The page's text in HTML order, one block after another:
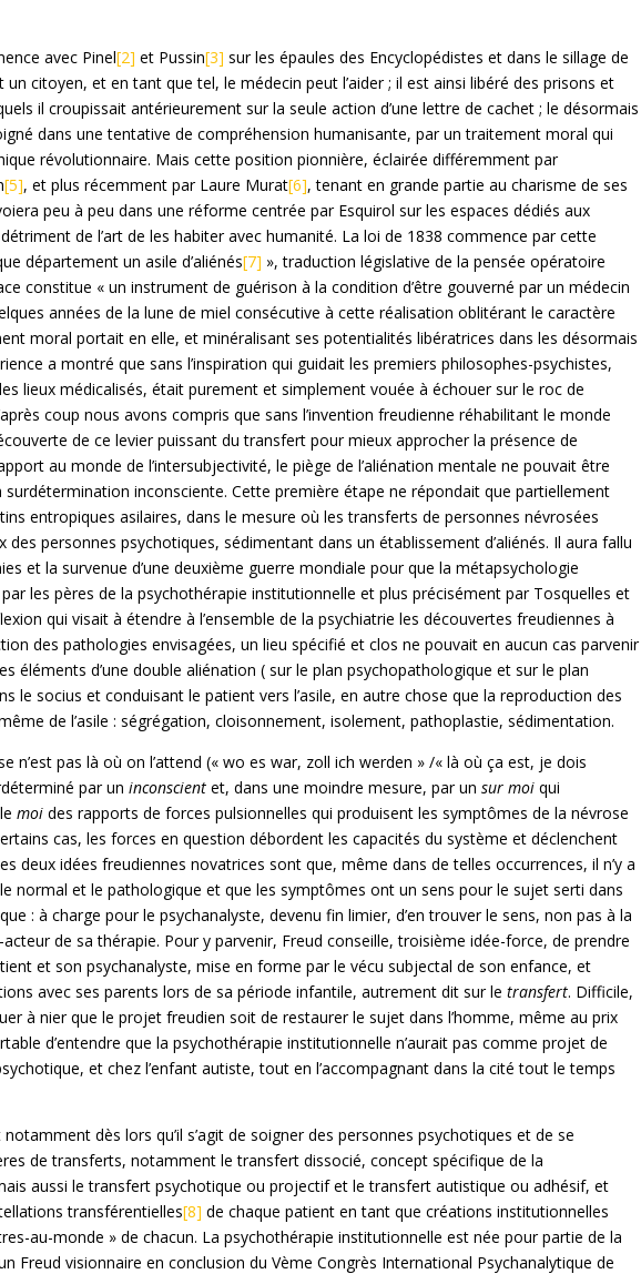
avec Pinel[2] et Pussin[3] sur les épaules des Encyclopédistes et dans le sillage de
citoyen, et en tant que tel, le médecin peut l’aider ; il est ainsi libéré des prisons et
il croupissait antérieurement sur la seule action d’une lettre de cachet ; le désormais
dans une tentative de compréhension humanisante, par un traitement moral qui
révolutionnaire. Mais cette position pionnière, éclairée différemment par
[5], et plus récemment par Laure Murat[6], tenant en grande partie au charisme de ses
peu à peu dans une réforme centrée par Esquirol sur les espaces dédiés aux
de l’art de les habiter avec humanité. La loi de 1838 commence par cette
département un asile d’aliénés[7] », traduction législative de la pensée opératoire
constitue « un instrument de guérison à la condition d’être gouverné par un médecin
années de la lune de miel consécutive à cette réalisation oblitérant le caractère
moral portait en elle, et minéralisant ses potentialités libératrices dans les désormais
a montré que sans l’inspiration qui guidait les premiers philosophes-psychistes,
lieux médicalisés, était purement et simplement vouée à échouer sur le roc de
coup nous avons compris que sans l’invention freudienne réhabilitant le monde
de ce levier puissant du transfert pour mieux approcher la présence de
au monde de l’intersubjectivité, le piège de l’aliénation mentale ne pouvait être
inconsciente. Cette première étape ne répondait que partiellement
entropiques asilaires, dans le mesure où les transferts de personnes névrosées
des personnes psychotiques, sédimentant dans un établissement d’aliénés. Il aura fallu
et la survenue d’une deuxième guerre mondiale pour que la métapsychologie
les pères de la psychothérapie institutionnelle et plus précisément par Tosquelles et
qui visait à étendre à l’ensemble de la psychiatrie les découvertes freudiennes à
des pathologies envisagées, un lieu spécifié et clos ne pouvait en aucun cas parvenir
éléments d’une double aliénation ( sur le plan psychopathologique et sur le plan
le socius et conduisant le patient vers l’asile, en autre chose que la reproduction des
de l’asile : ségrégation, cloisonnement, isolement, pathoplastie, sédimentation.
n’est pas là où on l’attend (« wo es war, zoll ich werden » /« là où ça est, je dois
par uninconscient et, dans une moindre mesure, par unsur moiqui
lemoi des rapports de forces pulsionnelles qui produisent les symptômes de la névrose
cas, les forces en question débordent les capacités du système et déclenchent
deux idées freudiennes novatrices sont que, même dans de telles occurrences, il n’y a
normal et le pathologique et que les symptômes ont un sens pour le sujet serti dans
: à charge pour le psychanalyste, devenu fin limier, d’en trouver le sens, non pas à la
de sa thérapie. Pour y parvenir, Freud conseille, troisième idée-force, de prendre
et son psychanalyste, mise en forme par le vécu subjectal de son enfance, et
avec ses parents lors de sa période infantile, autrement dit sur letransfert. Difficile,
à nier que le projet freudien soit de restaurer le sujet dans l’homme, même au prix
d’entendre que la psychothérapie institutionnelle n’aurait pas comme projet de
et chez l’enfant autiste, tout en l’accompagnant dans la cité tout le temps
dès lors qu’il s’agit de soigner des personnes psychotiques et de se
de transferts, notamment le transfert dissocié, concept spécifique de la
aussi le transfert psychotique ou projectif et le transfert autistique ou adhésif, et
transférentielles[8] de chaque patient en tant que créations institutionnelles
au-monde » de chacun. La psychothérapie institutionnelle est née pour partie de la
Freud visionnaire en conclusion du Vème Congrès International Psychanalytique de